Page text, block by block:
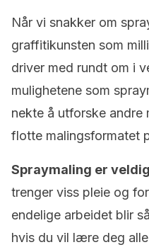
Når vi snakker om
graffitikunsten som
driver med rundt om i
mulighetene som
nekte å utforske andre
flotte malingsformatet
Spraymaling er
trenger viss pleie og
endelige arbeidet blir
hvis du vil lære deg